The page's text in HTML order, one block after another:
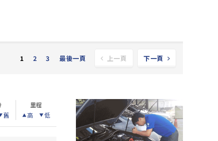
1 2 3 最後一頁 上一頁 下一頁
舊
里程
高
低